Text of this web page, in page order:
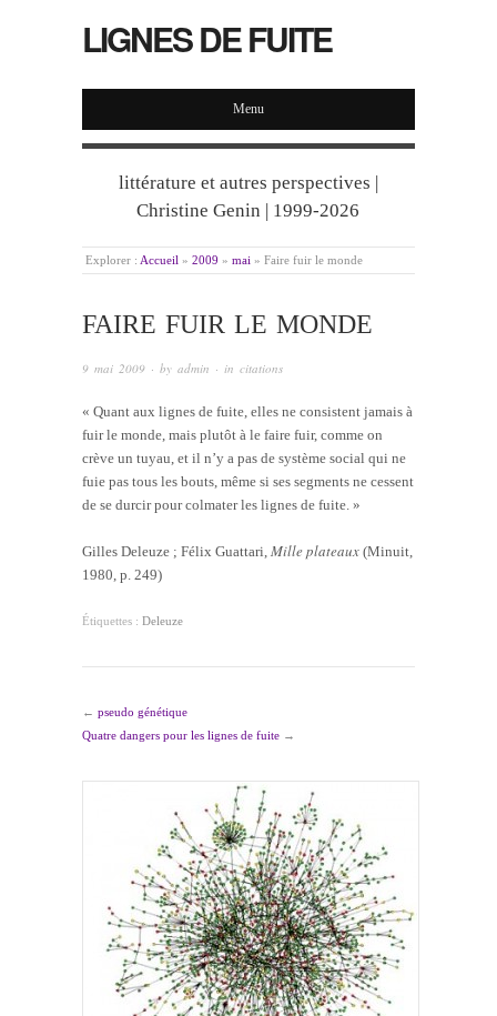
LIGNES DE FUITE
Menu
littérature et autres perspectives |
Christine Genin | 1999-2026
Explorer : Accueil » 2009 » mai » Faire fuir le monde
FAIRE FUIR LE MONDE
9 mai 2009 · by admin · in citations
« Quant aux lignes de fuite, elles ne consistent jamais à
fuir le monde, mais plutôt à le faire fuir, comme on
crève un tuyau, et il n’y a pas de système social qui ne
fuie pas tous les bouts, même si ses segments ne cessent
de se durcir pour colmater les lignes de fuite. »
Gilles Deleuze ; Félix Guattari, Mille plateaux (Minuit,
1980, p. 249)
Étiquettes : Deleuze
← pseudo génétique
Quatre dangers pour les lignes de fuite →